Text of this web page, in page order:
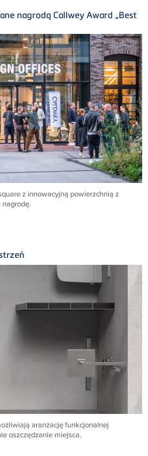
nagrodą Callwey Award „Best
z innowacyjną powierzchnią z
aranżację funkcjonalnej
oszczędzanie miejsca.